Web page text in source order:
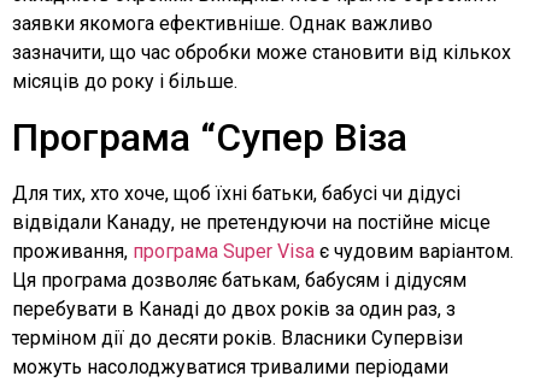
заявки якомога ефективніше. Однак важливо
зазначити, що час обробки може становити від кількох
місяців до року і більше.
Програма “Супер Віза
Для тих, хто хоче, щоб їхні батьки, бабусі чи дідусі
відвідали Канаду, не претендуючи на постійне місце
проживання, програма Super Visa є чудовим варіантом.
Ця програма дозволяє батькам, бабусям і дідусям
перебувати в Канаді до двох років за один раз, з
терміном дії до десяти років. Власники Супервізи
можуть насолоджуватися тривалими періодами